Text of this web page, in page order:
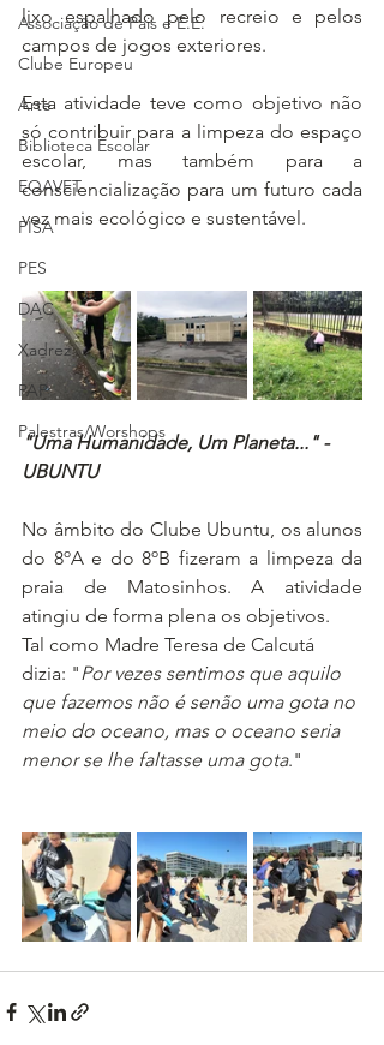
Associação de Pais e E.E.
Clube Europeu
Arte
Biblioteca Escolar
EQAVET
PISA
PES
DAC
Xadrez
PAP
Palestras/Worshops
lixo espalhado pelo recreio e pelos
campos de jogos exteriores.
Esta atividade teve como objetivo não
só contribuir para a limpeza do espaço
escolar, mas também para a
consciencialização para um futuro cada
vez mais ecológico e sustentável.
"Uma Humanidade, Um Planeta..." -
UBUNTU
No âmbito do Clube Ubuntu, os alunos
do 8ºA e do 8ºB fizeram a limpeza da
praia de Matosinhos. A atividade
atingiu de forma plena os objetivos.
Tal como Madre Teresa de Calcutá
dizia: "Por vezes sentimos que aquilo
que fazemos não é senão uma gota no
meio do oceano, mas o oceano seria
menor se lhe faltasse uma gota."